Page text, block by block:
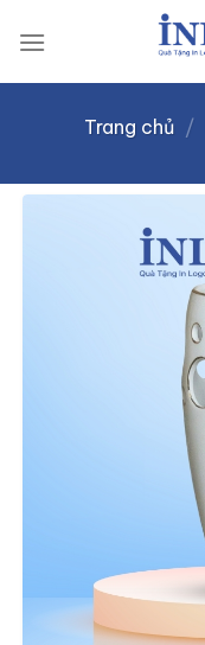
Trang chủ /